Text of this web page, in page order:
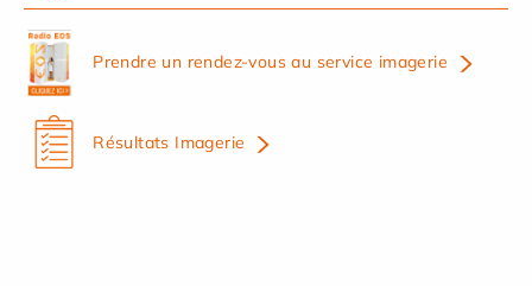
Prendre un rendez-vous au service imagerie
Résultats Imagerie